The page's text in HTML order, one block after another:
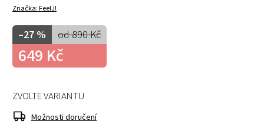
Značka:FeelJ!
od 890 Kč
–27 %
649 Kč
ZVOLTE VARIANTU
Možnosti doručení